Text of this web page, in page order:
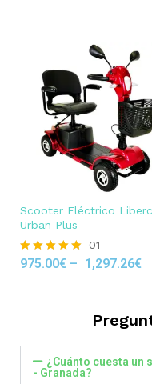
Scooter Eléctrico
Urban Plus
Rated
01
975.00€ – 1,297.26€
¿Cuánto cuesta un
- Granada?